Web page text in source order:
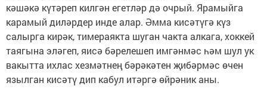
кәшәкә күтәреп килгән егетләр дә очрый. Ярамыйга
карамый диләрдер инде алар. Әмма кисәтүгә күз
салырга кирәк, тимераякта шуган чакта алкага, хоккей
таягына эләгеп, яисә бәрелешеп имгәнмәс һәм шул ук
вакытта ихлас хезмәтнең бәрәкәтен җибәрмәс өчен
язылган кисәтү дип кабул итәргә өйрәник аны.